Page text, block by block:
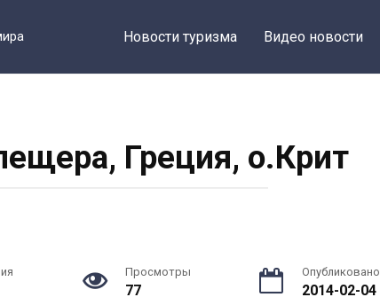
Новости туризма Видео новости
Греция, о.Крит
Просмотры
77
Опубликовано
2014-02-04